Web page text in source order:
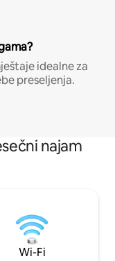
idealne za
preseljenja.
najam
Wi-Fi